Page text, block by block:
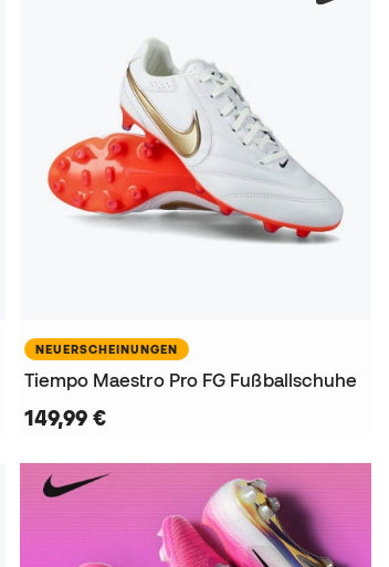
NEUERSCHEINUNGEN
Tiempo Maestro Pro FG Fußballschuhe
149,99 €